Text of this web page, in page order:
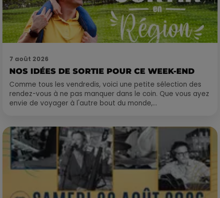
7 août 2026
NOS IDÉES DE SORTIE POUR CE WEEK-END
Comme tous les vendredis, voici une petite sélection des
rendez-vous à ne pas manquer dans le coin. Que vous ayez
envie de voyager à l'autre bout du monde,...